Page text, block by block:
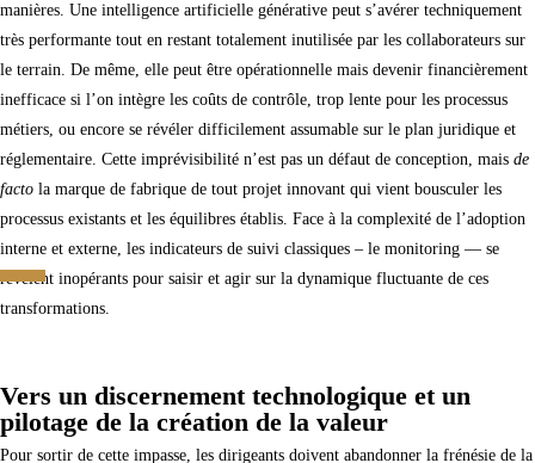
manières. Une intelligence artificielle générative peut s’avérer techniquement
très performante tout en restant totalement inutilisée par les collaborateurs sur
le terrain. De même, elle peut être opérationnelle mais devenir financièrement
inefficace si l’on intègre les coûts de contrôle, trop lente pour les processus
métiers, ou encore se révéler difficilement assumable sur le plan juridique et
réglementaire. Cette imprévisibilité n’est pas un défaut de conception, mais de
facto la marque de fabrique de tout projet innovant qui vient bousculer les
processus existants et les équilibres établis. Face à la complexité de l’adoption
interne et externe, les indicateurs de suivi classiques – le monitoring — se
révèlent inopérants pour saisir et agir sur la dynamique fluctuante de ces
transformations.
Vers un discernement technologique et un
pilotage de la création de la valeur
Pour sortir de cette impasse, les dirigeants doivent abandonner la frénésie de la